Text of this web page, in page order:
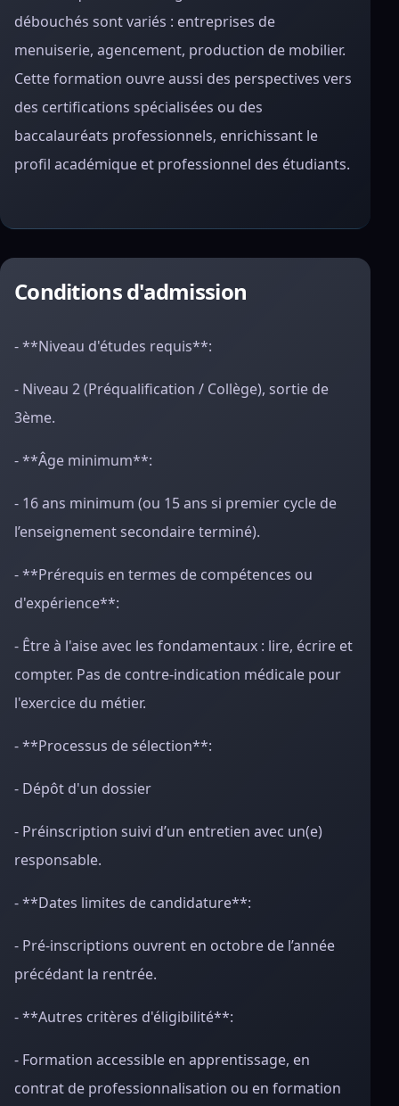
débouchés sont variés : entreprises de
menuiserie, agencement, production de mobilier.
Cette formation ouvre aussi des perspectives vers
des certifications spécialisées ou des
baccalauréats professionnels, enrichissant le
profil académique et professionnel des étudiants.
Conditions d'admission
- **Niveau d'études requis**:
- Niveau 2 (Préqualification / Collège), sortie de
3ème.
- **Âge minimum**:
- 16 ans minimum (ou 15 ans si premier cycle de
l’enseignement secondaire terminé).
- **Prérequis en termes de compétences ou
d'expérience**:
- Être à l'aise avec les fondamentaux : lire, écrire et
compter. Pas de contre-indication médicale pour
l'exercice du métier.
- **Processus de sélection**:
- Dépôt d'un dossier
- Préinscription suivi d’un entretien avec un(e)
responsable.
- **Dates limites de candidature**:
- Pré-inscriptions ouvrent en octobre de l’année
précédant la rentrée.
- **Autres critères d'éligibilité**:
- Formation accessible en apprentissage, en
contrat de professionnalisation ou en formation